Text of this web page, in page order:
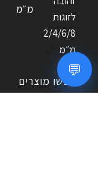
מ״מ
חפשו מוצרים
💬